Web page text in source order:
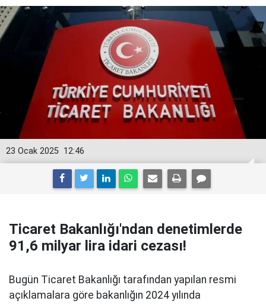
12:46
23 Ocak 2025
Ticaret Bakanlığı'ndan denetimlerde
91,6 milyar lira idari cezası!
Bugün Ticaret Bakanlığı tarafından yapılan resmi
açıklamalara göre bakanlığın 2024 yılında